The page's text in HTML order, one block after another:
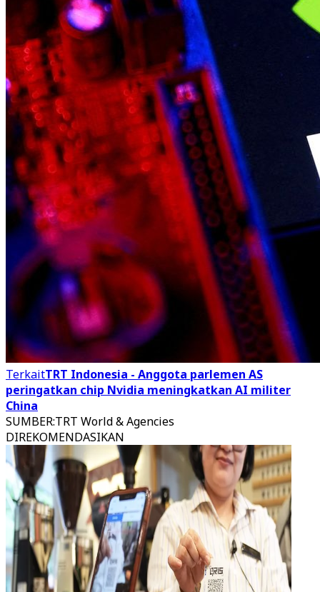
TerkaitTRT Indonesia - Anggota parlemen AS
peringatkan chip Nvidia meningkatkan AI militer
China
SUMBER:TRT World & Agencies
DIREKOMENDASIKAN